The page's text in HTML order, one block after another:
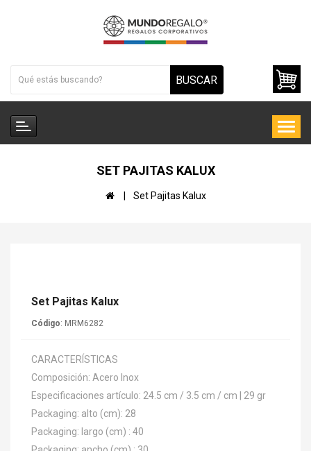
BUSCAR
SET PAJITAS KALUX
Set Pajitas Kalux
Set Pajitas Kalux
Código: MRM6282
CARACTERÍSTICAS
Composición: Acero Inox
Especificaciones artículo: 24.5 cm / 3.5 cm / cm | 29 gr
Packaging: alto (cm): 28
Packaging: largo (cm) : 40